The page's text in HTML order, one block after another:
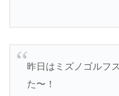
昨日はミズノゴルフ
た〜！